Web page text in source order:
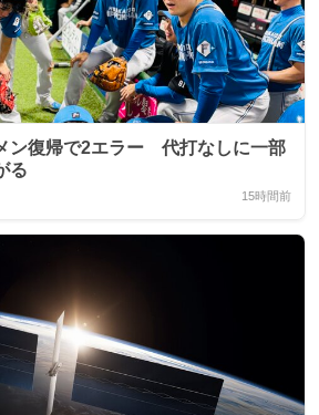
ン復帰で2エラー 代打なしに一部
る
15時間前